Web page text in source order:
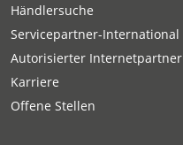
Händlersuche
Servicepartner-International
Autorisierter Internetpartner
Karriere
Offene Stellen